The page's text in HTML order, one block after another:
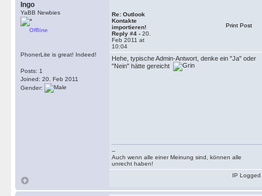
Ingo
YaBB Newbies
Offline
PhonerLite is great! Indeed!
Posts: 1
Joined: 20. Feb 2011
Gender:
Re: Outlook
Kontakte
importieren!
Reply #4 - 20.
Feb 2011 at
10:04
Print Post
Hehe, typische Admin-Antwort, denke ein "Ja" oder
"Nein" hätte gereicht
--
Auch wenn alle einer Meinung sind, können alle
unrecht haben!
IP Logged